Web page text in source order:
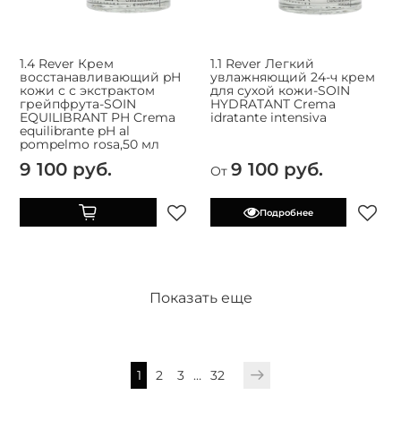
1.4 Rever Крем
восстанавливающий pH
кожи с с экстрактом
грейпфрута-SOIN
EQUILIBRANT PH Crema
equilibrante pH al
pompelmo rosa,50 мл
9 100 руб.
1.1 Rever Легкий
увлажняющий 24-ч крем
для сухой кожи-SOIN
HYDRATANT Crema
idratante intensiva
От 9 100 руб.
Подробнее
Показать еще
1 2 3 … 32